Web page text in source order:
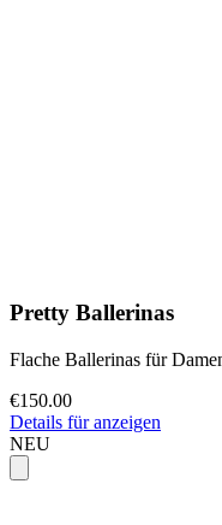
Pretty Ballerinas
Flache Ballerinas für
€150.00
Details für anzeigen
NEU